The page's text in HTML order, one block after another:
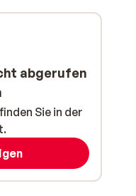
abgerufen
Sie in der